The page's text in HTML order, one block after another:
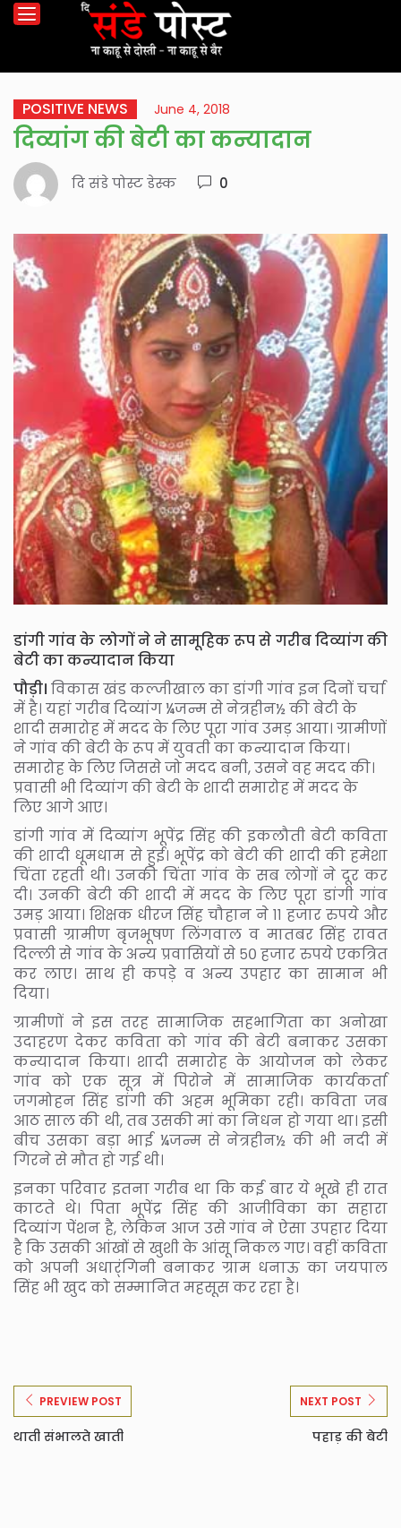
POSITIVE NEWS June 4, 2018
दिव्यांग की बेटी का कन्यादान
दि संडे पोस्ट डेस्क 0
डांगी गांव के लोगों ने ने सामूहिक रूप से गरीब दिव्यांग की
बेटी का कन्यादान किया
पौड़ी। विकास खंड कल्जीखाल का डांगी गांव इन दिनों चर्चा
में है। यहां गरीब दिव्यांग ¼जन्म से नेत्रहीन½ की बेटी के
शादी समारोह में मदद के लिए पूरा गांव उमड़ आया। ग्रामीणों
ने गांव की बेटी के रूप में युवती का कन्यादान किया।
समारोह के लिए जिससे जो मदद बनी, उसने वह मदद की।
प्रवासी भी दिव्यांग की बेटी के शादी समारोह में मदद के
लिए आगे आए।
डांगी गांव में दिव्यांग भूपेंद्र सिंह की इकलौती बेटी कविता
की शादी धूमधाम से हुई। भूपेंद्र को बेटी की शादी की हमेशा
चिंता रहती थी। उनकी चिंता गांव के सब लोगों ने दूर कर
दी। उनकी बेटी की शादी में मदद के लिए पूरा डांगी गांव
उमड़ आया। शिक्षक धीरज सिंह चौहान ने ११ हजार रुपये और
प्रवासी ग्रामीण बृजभूषण लिंगवाल व मातबर सिंह रावत
दिल्ली से गांव के अन्य प्रवासियों से ५० हजार रुपये एकत्रित
कर लाए। साथ ही कपड़े व अन्य उपहार का सामान भी
दिया।
ग्रामीणों ने इस तरह सामाजिक सहभागिता का अनोखा
उदाहरण देकर कविता को गांव की बेटी बनाकर उसका
कन्यादान किया। शादी समारोह के आयोजन को लेकर
गांव को एक सूत्र में पिरोने में सामाजिक कार्यकर्ता
जगमोहन सिंह डांगी की अहम भूमिका रही। कविता जब
आठ साल की थी, तब उसकी मां का निधन हो गया था। इसी
बीच उसका बड़ा भाई ¼जन्म से नेत्रहीन½ की भी नदी में
गिरने से मौत हो गई थी।
इनका परिवार इतना गरीब था कि कई बार ये भूखे ही रात
काटते थे। पिता भूपेंद्र सिंह की आजीविका का सहारा
दिव्यांग पेंशन है, लेकिन आज उसे गांव ने ऐसा उपहार दिया
है कि उसकी आंखों से खुशी के आंसू निकल गए। वहीं कविता
को अपनी अधार्ंगिनी बनाकर ग्राम धनाऊ का जयपाल
सिंह भी खुद को सम्मानित महसूस कर रहा है।
PREVIEW POST
थाती संभालते खाती
NEXT POST
पहाड़ की बेटी